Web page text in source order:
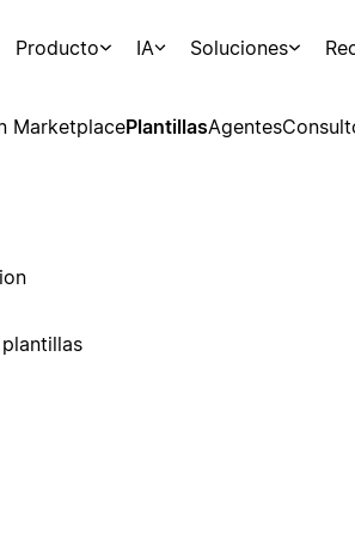
Producto IA Soluciones
MarketplacePlantillasAgentes
plantillas